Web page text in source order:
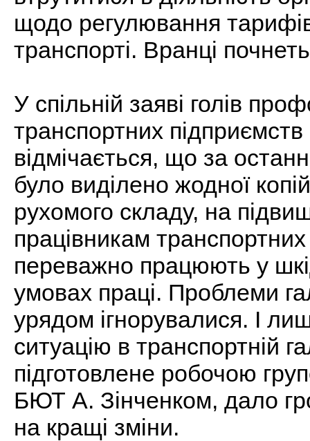
щодо регулювання
транспорті. Вранці
У спільній заяві голів
транспортних
відмічається, що за
було виділено жодної
рухомого складу, на
працівникам
переважно працюють у
умовах праці. Проблеми
урядом ігнорувалися. І
ситуацію в транспортній
підготовлене робочою
БЮТ А. Зінченком, дало
на кращі зміни.